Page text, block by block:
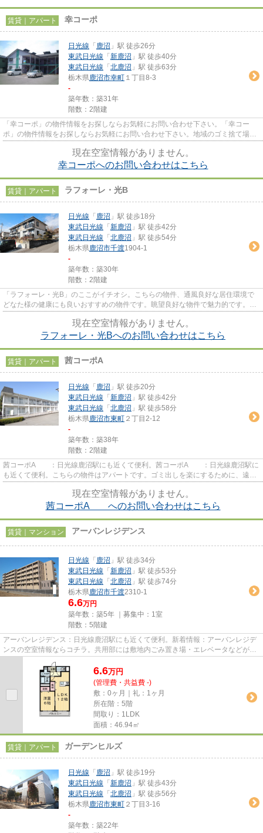
賃貸｜アパート 幸コーポ
日光線 「 鹿沼 」駅 徒歩26分
東武日光線 「 新鹿沼 」駅 徒歩40分
東武日光線 「 北鹿沼 」駅 徒歩63分
栃木県鹿沼市幸町 １丁目8-3
-
築年数：築31年
階数：2階建
「幸コーポ」の物件情報をお探しならお気軽にお問い合わせ下さい。「幸コー
ポ」の物件情報をお探しならお気軽にお問い合わせ下さい。地域のゴミ捨て場ま
現在空室情報がありません。
幸コーポへのお問い合わせはこちら
賃貸｜アパート ラフォーレ・光B
日光線 「 鹿沼 」駅 徒歩18分
東武日光線 「 新鹿沼 」駅 徒歩42分
東武日光線 「 北鹿沼 」駅 徒歩54分
栃木県鹿沼市千渡1904-1
-
築年数：築30年
階数：2階建
「ラフォーレ・光B」のここがイチオシ。こちらの物件、通風良好な居住環境で
どなた様の健康にも良いおすすめの物件です。眺望良好な物件で魅力的です。こ
現在空室情報がありません。
ラフォーレ・光Bへのお問い合わせはこちら
賃貸｜アパート 茜コーポA
日光線 「 鹿沼 」駅 徒歩20分
東武日光線 「 新鹿沼 」駅 徒歩42分
東武日光線 「 北鹿沼 」駅 徒歩58分
栃木県鹿沼市東町 ２丁目2-12
-
築年数：築38年
階数：2階建
茜コーポA ：日光線鹿沼駅にも近くて便利。茜コーポA ：日光線鹿沼駅に
も近くて便利。こちらの物件はアパートです。ゴミ出しを楽にするために、遠く
現在空室情報がありません。
茜コーポA へのお問い合わせはこちら
賃貸｜マンション アーバンレジデンス
日光線 「 鹿沼 」駅 徒歩34分
東武日光線 「 新鹿沼 」駅 徒歩53分
東武日光線 「 北鹿沼 」駅 徒歩74分
栃木県鹿沼市千渡2310-1
6.6万円
築年数：築5年 ｜募集中： 1室
階数：5階建
アーバンレジデンス：日光線鹿沼駅にも近くて便利。新着情報：アーバンレジデ
ンスの空室情報ならコチラ。共用部には敷地内ごみ置き場・エレベータなどが揃
6.6万円
(管理費・共益費 -)
敷：0ヶ月｜礼：1ヶ月
所在階：5階
間取り：1LDK
面積：46.94㎡
賃貸｜アパート ガーデンヒルズ
日光線 「 鹿沼 」駅 徒歩19分
東武日光線 「 新鹿沼 」駅 徒歩43分
東武日光線 「 北鹿沼 」駅 徒歩56分
栃木県鹿沼市東町 ２丁目3-16
-
築年数：築22年